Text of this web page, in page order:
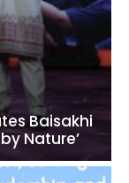
Baisakhi
Nature’